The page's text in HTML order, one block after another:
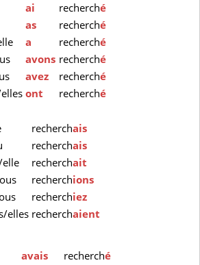
ai recherché
as recherché
a recherché
avons recherché
avez recherché
ont recherché
recherchais
recherchais
recherchait
recherchions
recherchiez
elles recherchaient
avais recherché